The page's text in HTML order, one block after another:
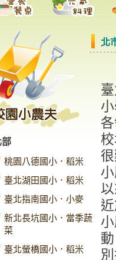
部
桃園八德國小．稻米
臺北湖田國小．稻米
臺北指南國小．小麥
新北長坑國小．當季蔬
菜
臺北螢橋國小．稻米
北